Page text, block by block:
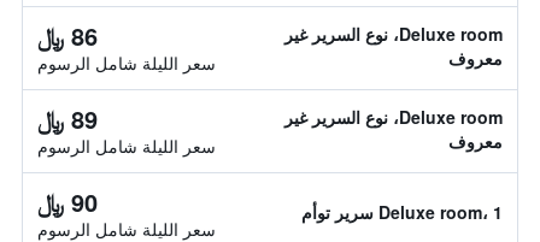
Deluxe room، نوع السرير غير
معروف
86 ﷼
سعر الليلة شامل الرسوم
Deluxe room، نوع السرير غير
معروف
89 ﷼
سعر الليلة شامل الرسوم
Deluxe room، 1 سرير توأم 90 ﷼
سعر الليلة شامل الرسوم